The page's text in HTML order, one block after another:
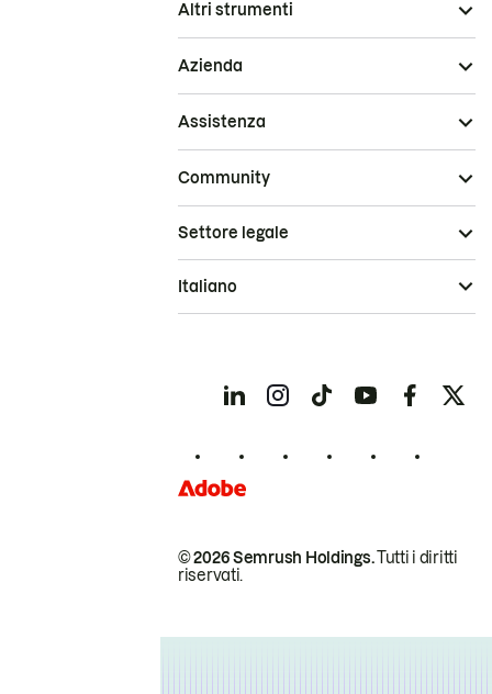
Altri strumenti
Azienda
Assistenza
Community
© 2026 Semrush Holdings.Tutti i diritti
riservati.
Settore legale
Italiano